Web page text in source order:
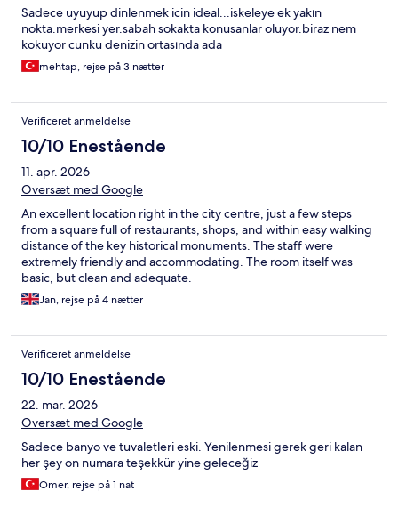
Sadece uyuyup dinlenmek icin ideal...iskeleye ek yakın
nokta.merkesi yer.sabah sokakta konusanlar oluyor.biraz nem
kokuyor cunku denizin ortasında ada
mehtap, rejse på 3 nætter
Verificeret anmeldelse
10/10 Enestående
11. apr. 2026
Oversæt med Google
An excellent location right in the city centre, just a few steps
from a square full of restaurants, shops, and within easy walking
distance of the key historical monuments. The staff were
extremely friendly and accommodating. The room itself was
basic, but clean and adequate.
Jan, rejse på 4 nætter
Verificeret anmeldelse
10/10 Enestående
22. mar. 2026
Oversæt med Google
Sadece banyo ve tuvaletleri eski. Yenilenmesi gerek geri kalan
her şey on numara teşekkür yine geleceğiz
Ömer, rejse på 1 nat